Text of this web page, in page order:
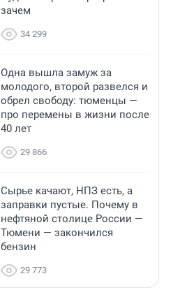
зачем
34 299
Одна вышла замуж за
молодого, второй развелся и
обрел свободу: тюменцы —
про перемены в жизни после
40 лет
29 866
Сырье качают, НПЗ есть, а
заправки пустые. Почему в
нефтяной столице России —
Тюмени — закончился
бензин
29 773